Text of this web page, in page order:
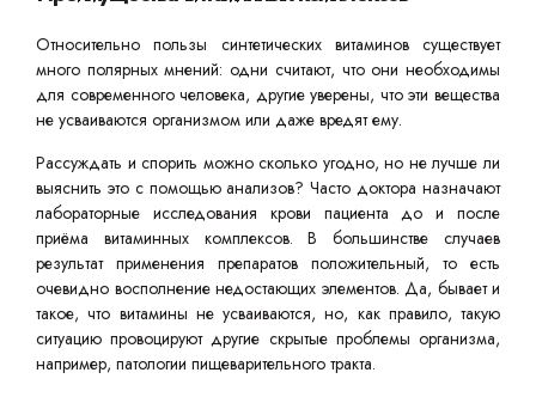
Относительно пользы синтетических витаминов существует
много полярных мнений: одни считают, что они необходимы
для современного человека, другие уверены, что эти вещества
не усваиваются организмом или даже вредят ему.
Рассуждать и спорить можно сколько угодно, но не лучше ли
выяснить это с помощью анализов? Часто доктора назначают
лабораторные исследования крови пациента до и после
приёма витаминных комплексов. В большинстве случаев
результат применения препаратов положительный, то есть
очевидно восполнение недостающих элементов. Да, бывает и
такое, что витамины не усваиваются, но, как правило, такую
ситуацию провоцируют другие скрытые проблемы организма,
например, патологии пищеварительного тракта.